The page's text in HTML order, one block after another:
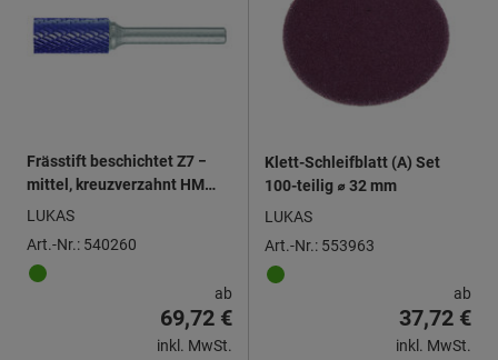
Frässtift beschichtet Z7 −
mittel, kreuzverzahnt HM
TiAlN
LUKAS
Art.-Nr.: 540260
ab
69,72 €
inkl. MwSt.
Klett-Schleifblatt (A) Set
100-teilig ⌀ 32 mm
LUKAS
Art.-Nr.: 553963
ab
37,72 €
inkl. MwSt.